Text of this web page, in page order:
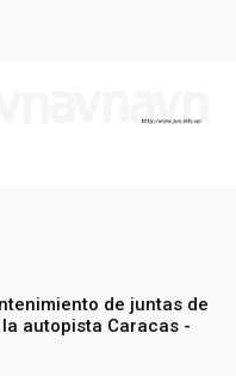
de juntas de
autopista Caracas -